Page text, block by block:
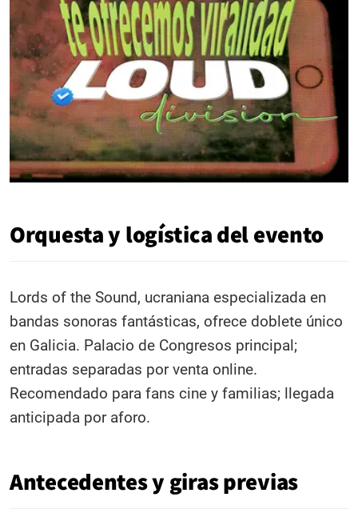
Orquesta y logística del evento
Lords of the Sound, ucraniana especializada en
bandas sonoras fantásticas, ofrece doblete único
en Galicia. Palacio de Congresos principal;
entradas separadas por venta online.
Recomendado para fans cine y familias; llegada
anticipada por aforo.​
Antecedentes y giras previas